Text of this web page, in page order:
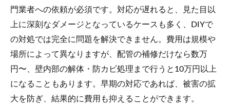
門業者への依頼が必須です。対応が遅れると、見た目以
上に深刻なダメージとなっているケースも多く、DIYで
の対処では完全に問題を解決できません。費用は規模や
場所によって異なりますが、配管の補修だけなら数万
円〜、壁内部の解体・防カビ処理まで行うと10万円以上
になることもあります。早期の対応であれば、被害の拡
大を防ぎ、結果的に費用も抑えることができます。